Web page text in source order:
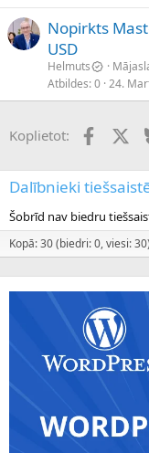
Nopirkts
USD
Helmuts
Atbildes 0 24.
Koplietot:
Dalībnieki
Šobrīd nav biedru
Kopā: 30 (biedri: 0, viesi: 30)